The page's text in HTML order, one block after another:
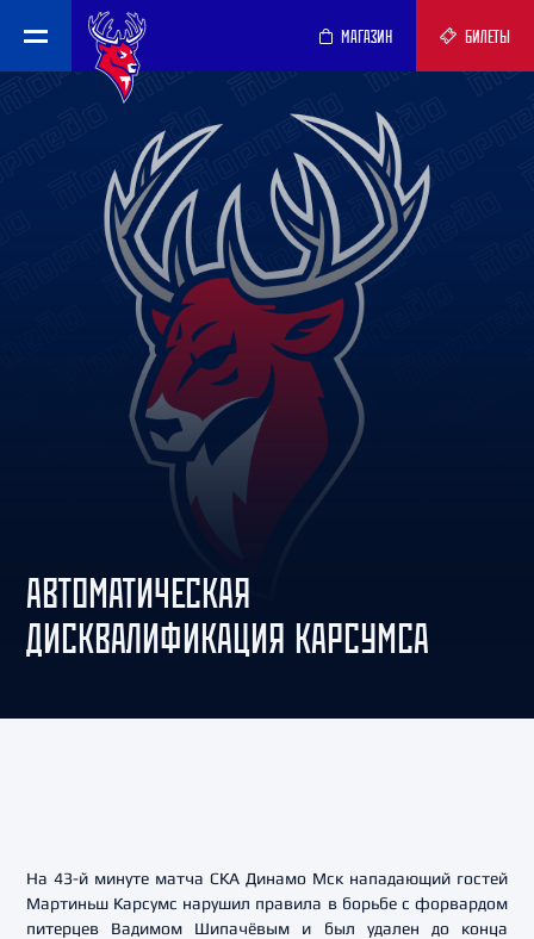
МАГАЗИН БИЛЕТЫ
АВТОМАТИЧЕСКАЯ
ДИСКВАЛИФИКАЦИЯ КАРСУМСА
На 43-й минуте матча СКА Динамо Мск нападающий гостей
Мартиньш Карсумс нарушил правила в борьбе с форвардом
питерцев Вадимом Шипачёвым и был удален до конца